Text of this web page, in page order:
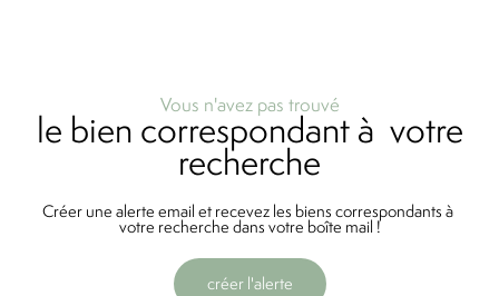
Vous n'avez pas trouvé
le bien correspondant à votre
recherche
Créer une alerte email et recevez les biens correspondants à
votre recherche dans votre boîte mail !
créer l'alerte